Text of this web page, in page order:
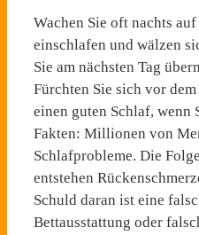
Wachen Sie oft nachts
einschlafen und wälzen
Sie am nächsten Tag
Fürchten Sie sich vor
einen guten Schlaf, wenn
Fakten: Millionen von
Schlafprobleme. Die
entstehen
Schuld daran ist eine
Bettausstattung oder